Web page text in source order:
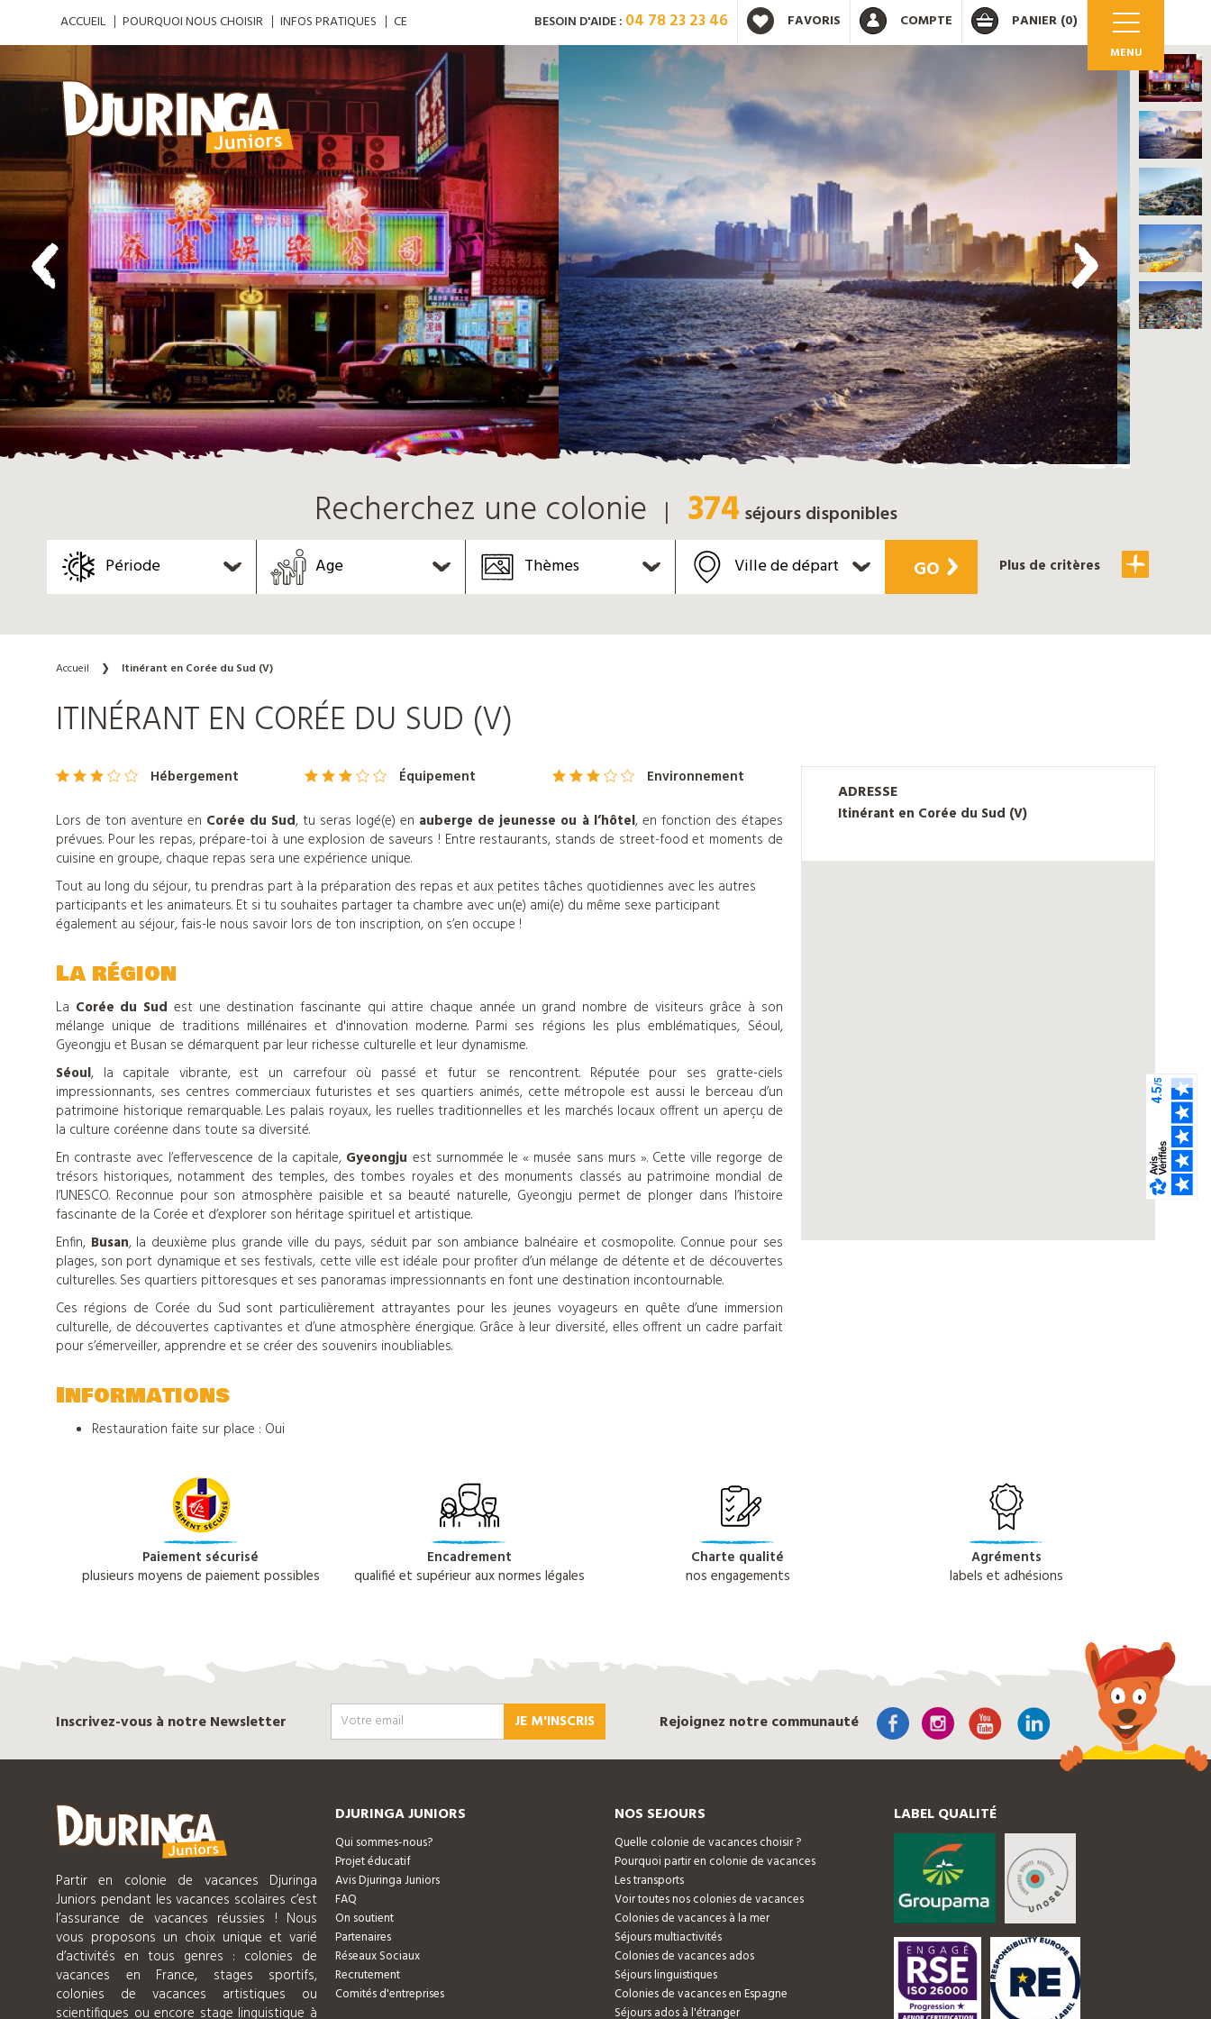
MENU
PANIER (0)
COMPTE
Vous avez déjà un compte ?
Mot de passe oublié ?
Créez votre compte
FAVORIS
BESOIN D'AIDE : 04 78 23 23 46
ACCUEIL POURQUOI NOUS CHOISIR INFOS PRATIQUES CE
colonies
vacances
centres
d'hébergements
Informations
pratiques
Tout
Djuringa
actualités
Recherchez une colonie 374 séjoursdisponibles
Période Age Thèmes Ville de départ GO Plus de critères
Accueil ❯ Itinérant en Corée du Sud (V)
ITINÉRANT EN CORÉE DU SUD (V)
Hébergement Équipement Environnement
Lors de ton aventure en Corée du Sud, tu seras logé(e) en auberge de jeunesse ou à l’hôtel, en fonction des étapes
prévues. Pour les repas, prépare-toi à une explosion de saveurs ! Entre restaurants, stands de street-food et moments de
cuisine en groupe, chaque repas sera une expérience unique.
Tout au long du séjour, tu prendras part à la préparation des repas et aux petites tâches quotidiennes avec les autres
participants et les animateurs. Et si tu souhaites partager ta chambre avec un(e) ami(e) du même sexe participant
également au séjour, fais-le nous savoir lors de ton inscription, on s’en occupe !
La région
La Corée du Sud est une destination fascinante qui attire chaque année un grand nombre de visiteurs grâce à son
mélange unique de traditions millénaires et d'innovation moderne. Parmi ses régions les plus emblématiques, Séoul,
Gyeongju et Busan se démarquent par leur richesse culturelle et leur dynamisme.
Séoul, la capitale vibrante, est un carrefour où passé et futur se rencontrent. Réputée pour ses gratte-ciels
impressionnants, ses centres commerciaux futuristes et ses quartiers animés, cette métropole est aussi le berceau d’un
patrimoine historique remarquable. Les palais royaux, les ruelles traditionnelles et les marchés locaux offrent un aperçu de
la culture coréenne dans toute sa diversité.
En contraste avec l’effervescence de la capitale, Gyeongju est surnommée le « musée sans murs ». Cette ville regorge de
trésors historiques, notamment des temples, des tombes royales et des monuments classés au patrimoine mondial de
l’UNESCO. Reconnue pour son atmosphère paisible et sa beauté naturelle, Gyeongju permet de plonger dans l’histoire
fascinante de la Corée et d’explorer son héritage spirituel et artistique.
Enfin, Busan, la deuxième plus grande ville du pays, séduit par son ambiance balnéaire et cosmopolite. Connue pour ses
plages, son port dynamique et ses festivals, cette ville est idéale pour profiter d’un mélange de détente et de découvertes
culturelles. Ses quartiers pittoresques et ses panoramas impressionnants en font une destination incontournable.
Ces régions de Corée du Sud sont particulièrement attrayantes pour les jeunes voyageurs en quête d’une immersion
culturelle, de découvertes captivantes et d’une atmosphère énergique. Grâce à leur diversité, elles offrent un cadre parfait
pour s’émerveiller, apprendre et se créer des souvenirs inoubliables.
Informations
Restauration faite sur place : Oui
ADRESSE
Itinérant en Corée du Sud (V)
Paiement sécurisé
plusieurs moyens de paiement possibles
Encadrement
qualifié et supérieur aux normes légales
Charte qualité
nos engagements
Agréments
labels et adhésions
Inscrivez-vous à notre Newsletter JE M'INSCRIS Rejoignez notre communauté
Partir en colonie de vacances Djuringa
Juniors pendant les vacances scolaires c’est
l’assurance de vacances réussies ! Nous
vous proposons un choix unique et varié
d’activités en tous genres : colonies de
vacances en France, stages sportifs,
colonies de vacances artistiques ou
scientifiques ou encore stage linguistique à
DJURINGA JUNIORS
Qui sommes-nous?
Projet éducatif
Avis Djuringa Juniors
FAQ
On soutient
Partenaires
Réseaux Sociaux
Recrutement
Comités d'entreprises
NOS SEJOURS
Quelle colonie de vacances choisir ?
Pourquoi partir en colonie de vacances
Les transports
Voir toutes nos colonies de vacances
Colonies de vacances à la mer
Séjours multiactivités
Colonies de vacances ados
Séjours linguistiques
Colonies de vacances en Espagne
Séjours ados à l'étranger
LABEL QUALITÉ